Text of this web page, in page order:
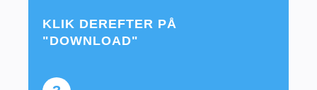
KLIK DEREFTER PÅ
"DOWNLOAD"